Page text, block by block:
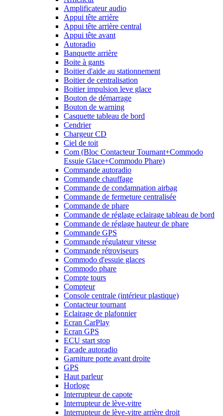
Amplificateur audio
Appui tête arrière
Appui tête arrière central
Appui tête avant
Autoradio
Banquette arrière
Boite à gants
Boitier d'aide au stationnement
Boitier de centralisation
Boitier impulsion leve glace
Bouton de démarrage
Bouton de warning
Casquette tableau de bord
Cendrier
Chargeur CD
Ciel de toit
Com (Bloc Contacteur Tournant+Commodo
Essuie Glace+Commodo Phare)
Commande autoradio
Commande chauffage
Commande de condamnation airbag
Commande de fermeture centralisée
Commande de phare
Commande de réglage eclairage tableau de bord
Commande de réglage hauteur de phare
Commande GPS
Commande régulateur vitesse
Commande rétroviseurs
Commodo d'essuie glaces
Commodo phare
Compte tours
Compteur
Console centrale (intérieur plastique)
Contacteur tournant
Eclairage de plafonnier
Ecran CarPlay
Ecran GPS
ECU start stop
Facade autoradio
Garniture porte avant droite
GPS
Haut parleur
Horloge
Interrupteur de capote
Interrupteur de lève-vitre
Interrupteur de lève-vitre arrière droit